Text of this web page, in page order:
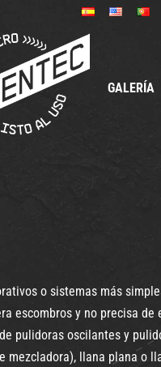
GALERÍA
o sistemas más
escombros y no precisa
pulidoras oscilantes y
llana plana o